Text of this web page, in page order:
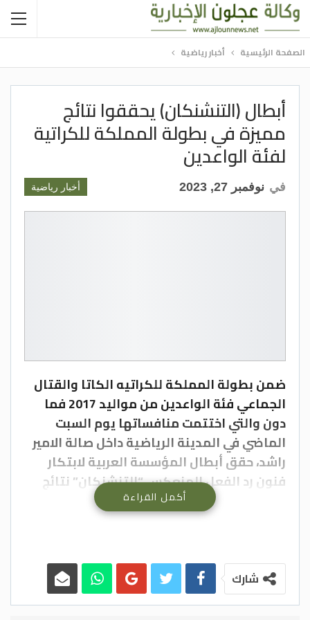
الصفحة الرئيسية أخبار رياضية
أبطال (التنشنكان) يحققوا نتائج
مميزة في بطولة المملكة للكراتية
لفئة الواعدين
أخبار رياضية في نوفمبر 27, 2023
ضمن بطولة المملكة للكراتيه الكاتا والقتال
الجماعي فئة الواعدين من مواليد 2017 فما
دون والتي اختتمت منافساتها يوم السبت
الماضي في المدينة الرياضية داخل صالة الامير
راشد، حقق أبطال المؤسسة العربية لابتكار
فنون رد الفعل المنعكس “التنشنكان” نتائج
لافتة بقيادة المدربين الكابتن انس نجم
والكابتن منير نجم والكابتن زيد الحميلي حيث
ميدالية ملونه جاءت كالتالي: (21) ميدالية
ذهبية، و (6) ميداليات فضية، و (3) ميداليات
برونزية، حيث كانت النتائج في بطولة المملكة
أكمل القراءة
شارك